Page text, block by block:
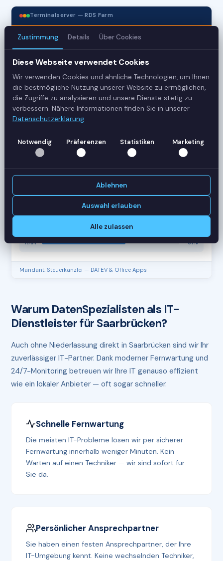
Terminalserver — RDS Farm
Server
42
Sessions
Status
CPU
62%
RAM
61%
Mandant: Steuerkanzlei — DATEV & Office Apps
Warum DatenSpezialisten als IT-
Dienstleister für Saarbrücken?
Auch ohne Niederlassung direkt in Saarbrücken sind wir Ihr
zuverlässiger IT-Partner. Dank moderner Fernwartung und
24/7-Monitoring betreuen wir Ihre IT genauso effizient
wie ein lokaler Anbieter — oft sogar schneller.
Schnelle Fernwartung
Die meisten IT-Probleme lösen wir per sicherer
Fernwartung innerhalb weniger Minuten. Kein
Warten auf einen Techniker — wir sind sofort für
Sie da.
Persönlicher Ansprechpartner
Sie haben einen festen Ansprechpartner, der Ihre
IT-Umgebung kennt. Keine wechselnden Techniker,
Zustimmung Details Über Cookies
Diese Webseite verwendet Cookies
Wir verwenden Cookies und ähnliche Technologien, um Ihnen
die bestmögliche Nutzung unserer Website zu ermöglichen,
die Zugriffe zu analysieren und unsere Dienste stetig zu
verbessern. Nähere Informationen finden Sie in unserer
Datenschutzerklärung.
Notwendig Präferenzen Statistiken Marketing
Ablehnen
Auswahl erlauben
Alle zulassen